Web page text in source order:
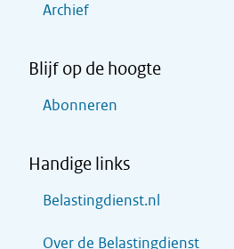
Archief
Blijf op de hoogte
Abonneren
Handige links
Belastingdienst.nl
Over de Belastingdienst